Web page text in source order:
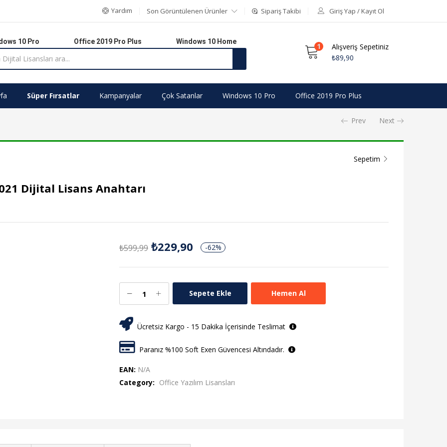
Yardım Son Görüntülenen Ürünler Sipariş Takibi Giriş Yap / Kayıt Ol
10 Pro Office 2019 Pro Plus Windows 10 Home 1
Alışveriş Sepetiniz
₺89,90
Süper Fırsatlar Kampanyalar Çok Satanlar Windows 10 Pro Office 2019 Pro Plus
Prev Next
Sepetim
Dijital Lisans Anahtarı
₺599,99 ₺229,90 -62%
Sepete Ekle Hemen Al
Ücretsiz Kargo - 15 Dakika İçerisinde Teslimat
Paranız %100 Soft Exen Güvencesi Altındadır.
EAN: N/A
Category: Office Yazılım Lisansları